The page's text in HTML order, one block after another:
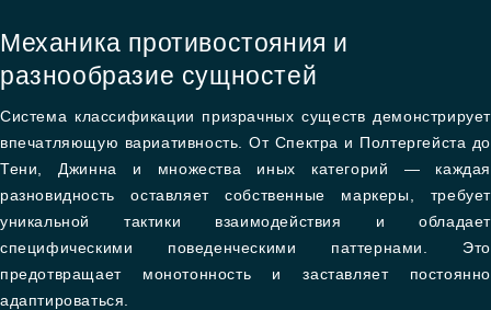
Механика противостояния и
разнообразие сущностей
Система классификации призрачных существ демонстрирует
впечатляющую вариативность. От Спектра и Полтергейста до
Тени, Джинна и множества иных категорий — каждая
разновидность оставляет собственные маркеры, требует
уникальной тактики взаимодействия и обладает
специфическими поведенческими паттернами. Это
предотвращает монотонность и заставляет постоянно
адаптироваться.